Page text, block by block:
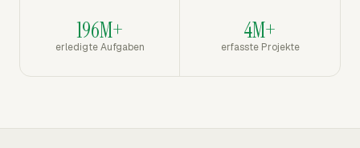
196M+
erledigte Aufgaben
4M+
erfasste Projekte